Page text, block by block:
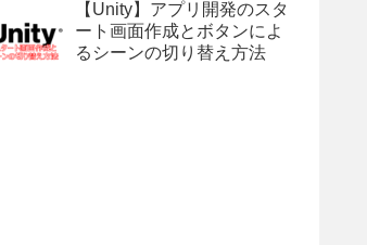
【Unity】アプリ開発のスタ
ート画面作成とボタンによ
るシーンの切り替え方法